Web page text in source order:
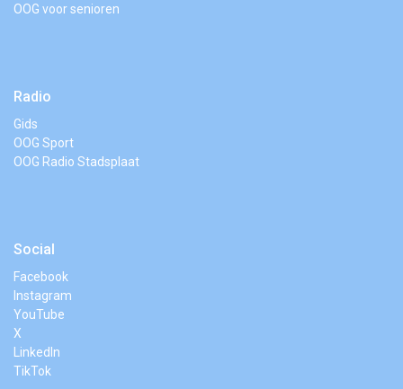
OOG voor senioren
Radio
Gids
OOG Sport
OOG Radio Stadsplaat
Social
Facebook
Instagram
YouTube
X
LinkedIn
TikTok